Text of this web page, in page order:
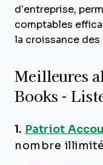
d’entreprise,
comptables
la croissance des
Meilleures
Books -
1. Patriot
nombre